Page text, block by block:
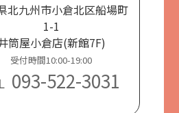
北九州市小倉北区船場町
1-1
筒屋小倉店(新館7F)
受付時間10:00-19:00
093-522-3031